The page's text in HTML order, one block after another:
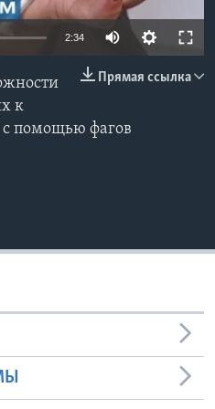
2:34
Прямая ссылка
к
помощью фагов